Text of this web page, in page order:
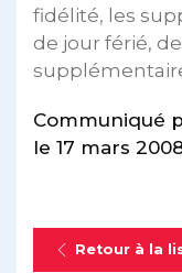
fidélité, les
de jour férié,
Communiqué
le 17 mars
Retour à la